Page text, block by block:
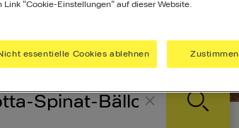
heute sein?
"Cookie-Einstellungen" auf dieser Website.
essentielle Cookies ablehnen Zustimmen